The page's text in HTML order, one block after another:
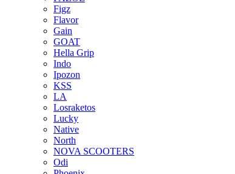
Figz
Flavor
Gain
GOAT
Hella Grip
Indo
Ipozon
KSS
LA
Losraketos
Lucky
Native
North
NOVA SCOOTERS
Odi